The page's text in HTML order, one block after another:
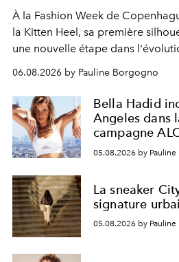
À la Fashion Week de
la Kitten Heel, sa première
une nouvelle étape dans
06.08.2026 by Pauline Borgogno
Bella Hadid
Angeles dans
campagne
05.08.2026 by
La sneaker
signature
05.08.2026 by